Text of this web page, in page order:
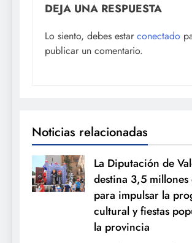
DEJA UNA RESPUESTA
Lo siento, debes estar conectado
publicar un comentario.
Noticias relacionadas
La Diputación de
destina 3,5 millones
para impulsar la
cultural y fiestas
la provincia